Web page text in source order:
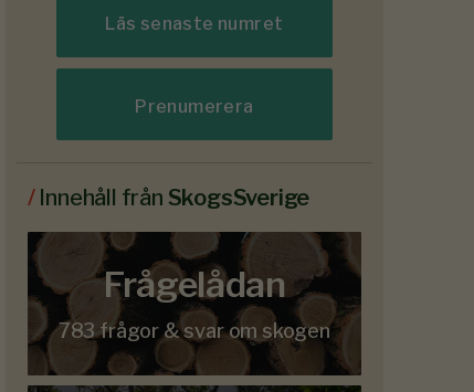
Läs senaste numret
Prenumerera
/ Innehåll från SkogsSverige
Frågelådan
783 frågor & svar om skogen